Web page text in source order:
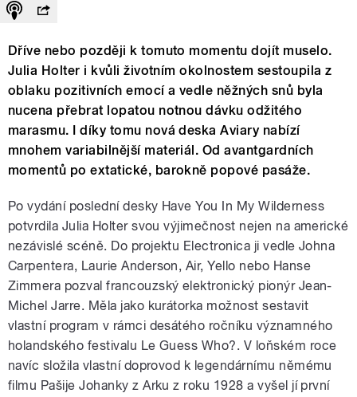
Dříve nebo později k tomuto momentu dojít muselo.
Julia Holter i kvůli životním okolnostem sestoupila z
oblaku pozitivních emocí a vedle něžných snů byla
nucena přebrat lopatou notnou dávku odžitého
marasmu. I díky tomu nová deska Aviary nabízí
mnohem variabilnější materiál. Od avantgardních
momentů po extatické, barokně popové pasáže.
Po vydání poslední desky Have You In My Wilderness
potvrdila Julia Holter svou výjimečnost nejen na americké
nezávislé scéně. Do projektu Electronica ji vedle Johna
Carpentera, Laurie Anderson, Air, Yello nebo Hanse
Zimmera pozval francouzský elektronický pionýr Jean-
Michel Jarre. Měla jako kurátorka možnost sestavit
vlastní program v rámci desátého ročníku významného
holandského festivalu Le Guess Who?. V loňském roce
navíc složila vlastní doprovod k legendárnímu němému
filmu Pašije Johanky z Arku z roku 1928 a vyšel jí první